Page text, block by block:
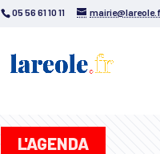
05 56 61 10 11
L'AGENDA